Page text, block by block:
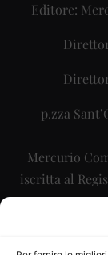
Editore:
p.zza
Mercurio
iscritta al